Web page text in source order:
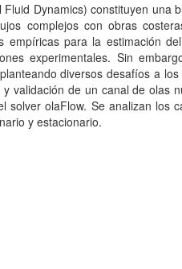
Dynamics) constituyen una
complejos con obras
empíricas para la estimación
experimentales. Sin
diversos desafíos a
validación de un canal de olas
solver olaFlow. Se analizan los
y estacionario.